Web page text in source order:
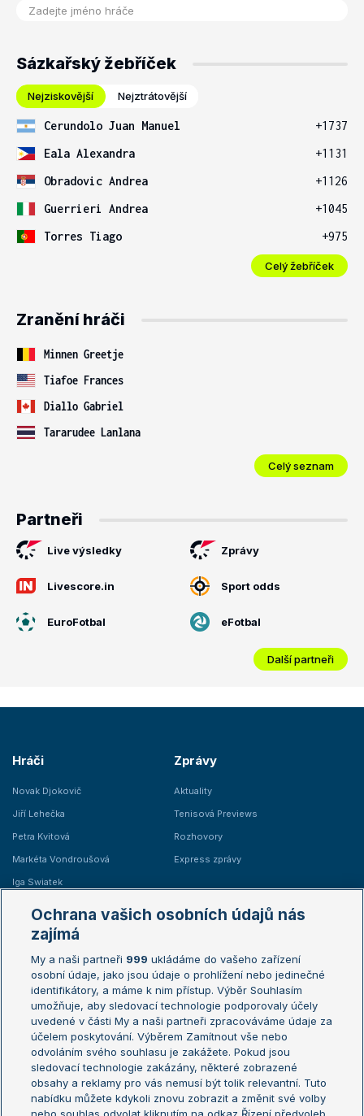
Sázkařský žebříček
Nejziskovější Nejztrátovější
Cerundolo Juan Manuel
+1737
Eala Alexandra
+1131
Obradovic Andrea
+1126
Guerrieri Andrea
+1045
Torres Tiago
+975
Celý žebříček
Zranění hráči
Minnen Greetje
Tiafoe Frances
Diallo Gabriel
Tararudee Lanlana
Celý seznam
Partneři
Live výsledky Zprávy
Livescore.in Sport odds
EuroFotbal eFotbal
Další partneři
Hráči
Novak Djokovič
Jiří Lehečka
Petra Kvitová
Markéta Vondroušová
Iga Swiatek
Zprávy
Aktuality
Tenisová Previews
Rozhovory
Express zprávy
Žebříčky
Žebříček ATP (muži)
Žebříček WTA (ženy)
Sázkařský žebříček
Australian Open
French Open
Wimbledon
US Open
Turnaj mistrů
Turnaj mistryň
Aktualní trendy
Ochrana vašich osobních údajů nás
zajímá
My a naši partneři 999 ukládáme do vašeho zařízení
osobní údaje, jako jsou údaje o prohlížení nebo jedinečné
identifikátory, a máme k nim přístup. Výběr Souhlasím
umožňuje, aby sledovací technologie podporovaly účely
uvedené v části My a naši partneři zpracováváme údaje za
účelem poskytování. Výběrem Zamítnout vše nebo
odvoláním svého souhlasu je zakážete. Pokud jsou
sledovací technologie zakázány, některé zobrazené
obsahy a reklamy pro vás nemusí být tolik relevantní. Tuto
nabídku můžete kdykoli znovu zobrazit a změnit své volby